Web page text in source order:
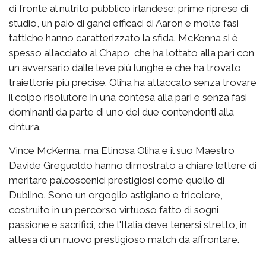
di fronte al nutrito pubblico irlandese: prime riprese di
studio, un paio di ganci efficaci di Aaron e molte fasi
tattiche hanno caratterizzato la sfida. McKenna si è
spesso allacciato al Chapo, che ha lottato alla pari con
un avversario dalle leve più lunghe e che ha trovato
traiettorie più precise. Oliha ha attaccato senza trovare
il colpo risolutore in una contesa alla pari e senza fasi
dominanti da parte di uno dei due contendenti alla
cintura.
Vince McKenna, ma Etinosa Oliha e il suo Maestro
Davide Greguoldo hanno dimostrato a chiare lettere di
meritare palcoscenici prestigiosi come quello di
Dublino. Sono un orgoglio astigiano e tricolore,
costruito in un percorso virtuoso fatto di sogni,
passione e sacrifici, che l'Italia deve tenersi stretto, in
attesa di un nuovo prestigioso match da affrontare.